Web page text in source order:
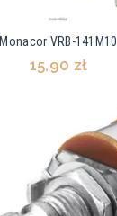
Monacor VRB-141M10
15,90 zł